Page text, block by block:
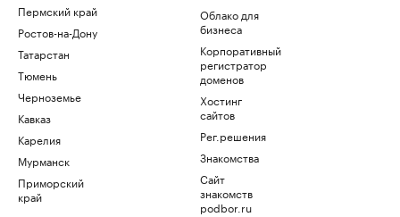
Пермский край
Ростов-на-Дону
Татарстан
Тюмень
Черноземье
Кавказ
Карелия
Мурманск
Приморский
край
Облако для
бизнеса
Корпоративный
регистратор
доменов
Хостинг
сайтов
Рег.решения
Знакомства
Сайт
знакомств
podbor.ru